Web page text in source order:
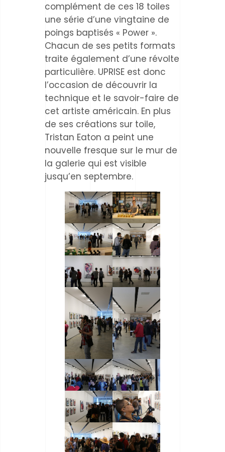
complément de ces 18 toiles
une série d’une vingtaine de
poings baptisés « Power ».
Chacun de ses petits formats
traite également d’une révolte
particulière. UPRISE est donc
l’occasion de découvrir la
technique et le savoir-faire de
cet artiste américain. En plus
de ses créations sur toile,
Tristan Eaton a peint une
nouvelle fresque sur le mur de
la galerie qui est visible
jusqu’en septembre.